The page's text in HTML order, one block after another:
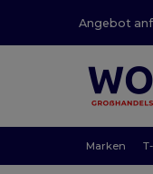
Angebot
Marken